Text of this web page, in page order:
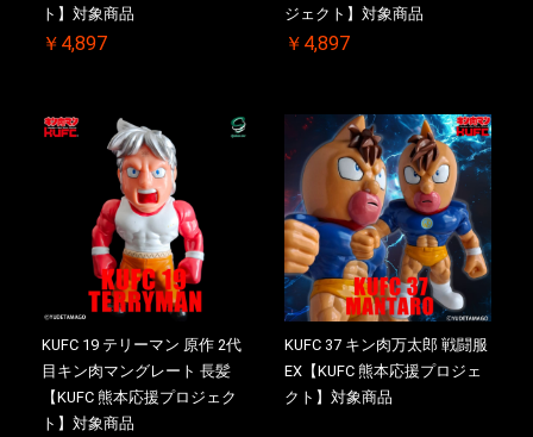
ト】対象商品
￥4,897
ジェクト】対象商品
￥4,897
KUFC 19 テリーマン 原作 2代
目キン肉マングレート 長髪
【KUFC 熊本応援プロジェク
ト】対象商品
KUFC 37 キン肉万太郎 戦闘服
EX【KUFC 熊本応援プロジェ
クト】対象商品